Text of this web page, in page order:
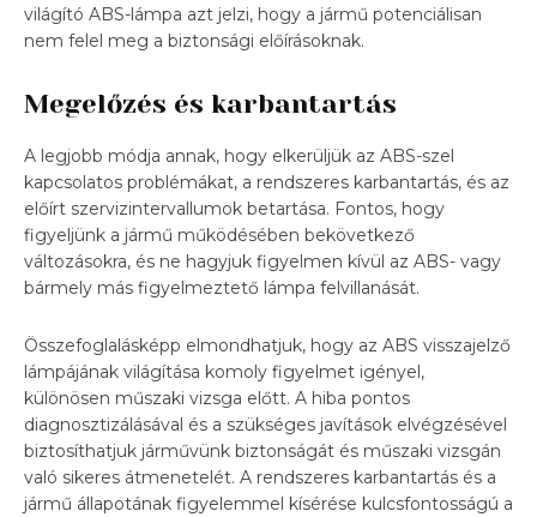
világító ABS-lámpa azt jelzi, hogy a jármű potenciálisan
nem felel meg a biztonsági előírásoknak.
Megelőzés és karbantartás
A legjobb módja annak, hogy elkerüljük az ABS-szel
kapcsolatos problémákat, a rendszeres karbantartás, és az
előírt szervizintervallumok betartása. Fontos, hogy
figyeljünk a jármű működésében bekövetkező
változásokra, és ne hagyjuk figyelmen kívül az ABS- vagy
bármely más figyelmeztető lámpa felvillanását.
Összefoglalásképp elmondhatjuk, hogy az ABS visszajelző
lámpájának világítása komoly figyelmet igényel,
különösen műszaki vizsga előtt. A hiba pontos
diagnosztizálásával és a szükséges javítások elvégzésével
biztosíthatjuk járművünk biztonságát és műszaki vizsgán
való sikeres átmenetelét. A rendszeres karbantartás és a
jármű állapotának figyelemmel kísérése kulcsfontosságú a